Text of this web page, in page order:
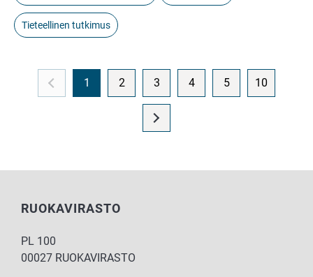
Tieteellinen tutkimus
1 2 3 4 5 10
RUOKAVIRASTO
PL 100
00027 RUOKAVIRASTO